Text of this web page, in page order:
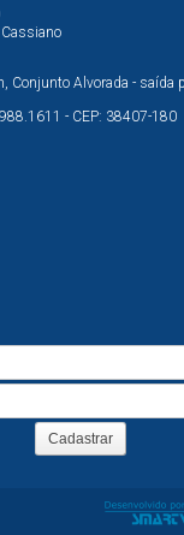
Conjunto Alvorada - saída
- CEP: 38407-180
Cadastrar